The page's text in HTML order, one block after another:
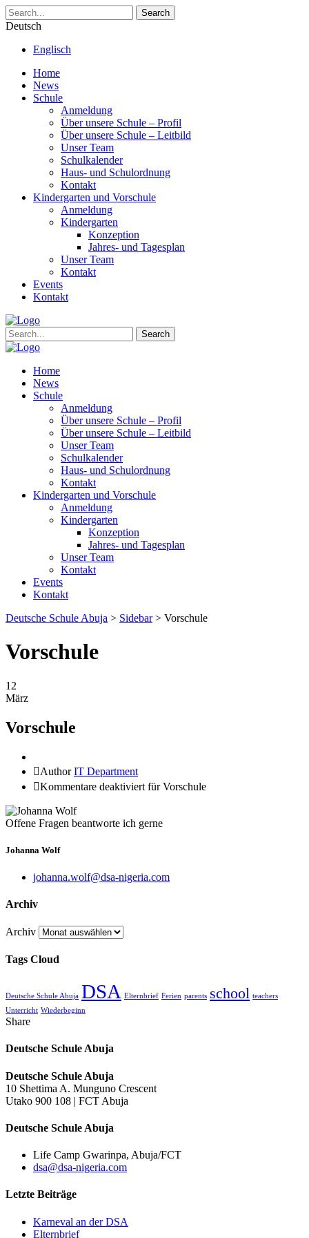
Search
Deutsch
Englisch
Home
News
Schule
Anmeldung
Über unsere Schule – Profil
Über unsere Schule – Leitbild
Unser Team
Schulkalender
Haus- und Schulordnung
Kontakt
Kindergarten und Vorschule
Anmeldung
Kindergarten
Konzeption
Jahres- und Tagesplan
Unser Team
Kontakt
Events
Kontakt
Search
Home
News
Schule
Anmeldung
Über unsere Schule – Profil
Über unsere Schule – Leitbild
Unser Team
Schulkalender
Haus- und Schulordnung
Kontakt
Kindergarten und Vorschule
Anmeldung
Kindergarten
Konzeption
Jahres- und Tagesplan
Unser Team
Kontakt
Events
Kontakt
Deutsche Schule Abuja > Sidebar> Vorschule
Vorschule
12
März
Vorschule
AuthorIT Department
Kommentare deaktiviert für Vorschule
Offene Fragen beantworte ich gerne
Johanna Wolf
johanna.wolf@dsa-nigeria.com
Archiv
Archiv
Tags Cloud
Deutsche Schule Abuja DSA Elternbrief Ferien parents school teachers
Unterricht Wiederbeginn
Share
Deutsche Schule Abuja
Deutsche Schule Abuja
10 Shettima A. Munguno Crescent
Utako 900 108 | FCT Abuja
Deutsche Schule Abuja
Life Camp Gwarinpa, Abuja/FCT
dsa@dsa-nigeria.com
Letzte Beiträge
Karneval an der DSA
Elternbrief